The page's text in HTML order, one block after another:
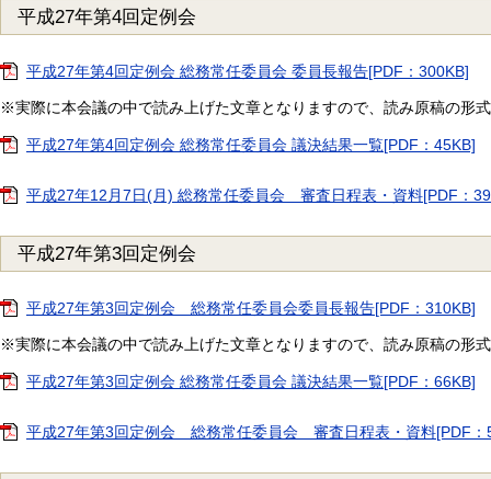
平成27年第4回定例会
平成27年第4回定例会 総務常任委員会 委員長報告[PDF：300KB]
※実際に本会議の中で読み上げた文章となりますので、読み原稿の形
平成27年第4回定例会 総務常任委員会 議決結果一覧[PDF：45KB]
平成27年12月7日(月) 総務常任委員会 審査日程表・資料[PDF：
平成27年第3回定例会
平成27年第3回定例会 総務常任委員会委員長報告[PDF：310KB]
※実際に本会議の中で読み上げた文章となりますので、読み原稿の形
平成27年第3回定例会 総務常任委員会 議決結果一覧[PDF：66KB]
平成27年第3回定例会 総務常任委員会 審査日程表・資料[PDF：